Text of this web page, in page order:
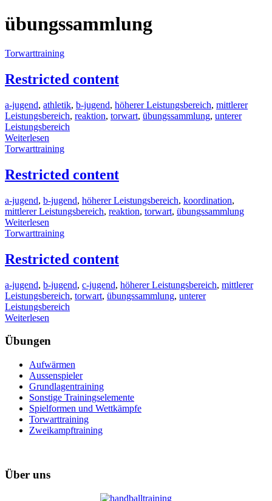
übungssammlung
Torwarttraining
Restricted content
a-jugend, athletik, b-jugend, höherer Leistungsbereich, mittlerer
Leistungsbereich, reaktion, torwart, übungssammlung, unterer
Leistungsbereich
Weiterlesen
Torwarttraining
Restricted content
a-jugend, b-jugend, höherer Leistungsbereich, koordination,
mittlerer Leistungsbereich, reaktion, torwart, übungssammlung
Weiterlesen
Torwarttraining
Restricted content
a-jugend, b-jugend, c-jugend, höherer Leistungsbereich, mittlerer
Leistungsbereich, torwart, übungssammlung, unterer
Leistungsbereich
Weiterlesen
Übungen
Aufwärmen
Aussenspieler
Grundlagentraining
Sonstige Trainingselemente
Spielformen und Wettkämpfe
Torwarttraining
Zweikampftraining
Über uns